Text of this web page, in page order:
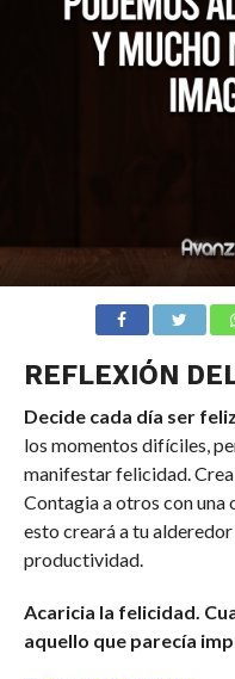
REFLEXIÓN
Decide cada día ser
los momentos difíciles,
manifestar felicidad.
Contagia a otros con una
esto creará a tu
productividad.
Acaricia la felicidad.
aquello que parecía